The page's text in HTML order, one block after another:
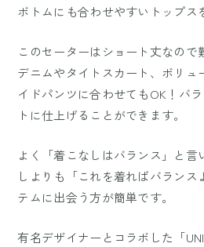
ボトムにも合わせやすいトップス
このセーターはショート丈なので
デニムやタイトスカート、ボリュ
イドパンツに合わせてもOK！バ
トに仕上げることができます。
よく「着こなしはバランス」と言
しよりも「これを着ればバランス
テムに出会う方が簡単です。
有名デザイナーとコラボした「